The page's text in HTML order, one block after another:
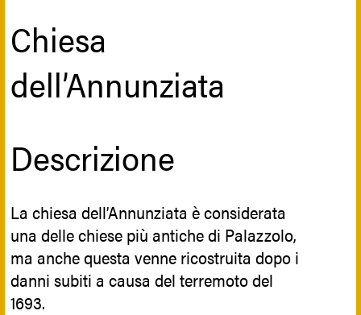
Ad adornare alcuni dei mensoloni, oltre
ai volti antropomorfi, vi sono incise figure
mitologiche e simboliche, quali grifoni,
‘’Guida d’Italia’’ - SiciliaTouring Club
Italiano
Chiesa
dell’Annunziata
Descrizione
La chiesa dell’Annunziata è considerata
una delle chiese più antiche di Palazzolo,
ma anche questa venne ricostruita dopo i
danni subiti a causa del terremoto del
1693.